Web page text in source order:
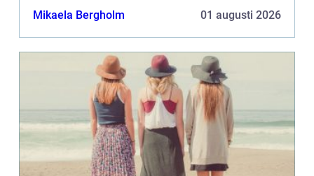
Mikaela Bergholm 01 augusti 2026